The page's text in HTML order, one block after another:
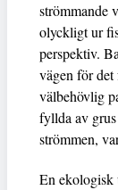
strömmande
olyckligt ur
perspektiv.
vägen för det
välbehövlig
fyllda av
strömmen,
En ekologisk